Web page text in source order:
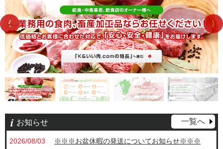
Previ
ous
Next
お知らせ 一覧へ
2026/08/03 ※※※お盆休暇の発送についてお知らせ※※※